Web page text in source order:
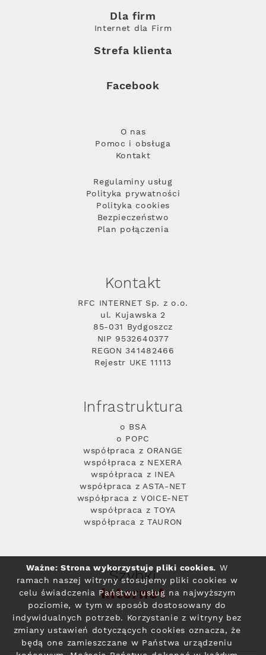
Dla firm
Internet dla Firm
Strefa klienta
Facebook
O nas
Pomoc i obsługa
Kontakt
Regulaminy usług
Polityka prywatności
Polityka cookies
Bezpieczeństwo
Plan połączenia
Kontakt
RFC INTERNET Sp. z o.o.
ul. Kujawska 2
85-031 Bydgoszcz
NIP 9532640377
REGON 341482466
Rejestr UKE 11113
Infrastruktura
o BSA
o POPC
współpraca z ORANGE
współpraca z NEXERA
współpraca z INEA
współpraca z ASTA-NET
współpraca z VOICE-NET
współpraca z TOYA
współpraca z TAURON
Szybki
Internet
Ważne: Strona wykorzystuje pliki cookies. W
ramach naszej witryny stosujemy pliki cookies w
celu świadczenia Państwu usług na najwyższym
poziomie, w tym w sposób dostosowany do
indywidualnych potrzeb. Korzystanie z witryny bez
zmiany ustawień dotyczących cookies oznacza, że
będą one zamieszczane w Państwa urządzeniu